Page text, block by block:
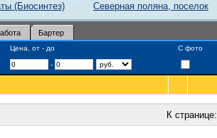
(Биосинтез)
Северная поляна, поселок
Бартер
Цена, от - до С фото
-
К странице: